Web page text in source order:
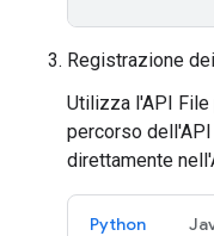
Registrazione
Utilizza l'API File
percorso
direttamente
Python